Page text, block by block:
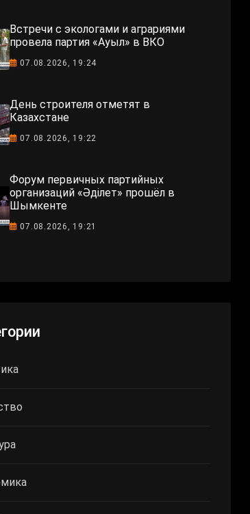
Встречи с экологами и аграриями
провела партия «Ауыл» в ВКО
07.08.2026, 19:24
День строителя отметят в
Казахстане
07.08.2026, 19:22
Форум первичных партийных
организаций «Әділет» прошёл в
Шымкенте
07.08.2026, 19:21